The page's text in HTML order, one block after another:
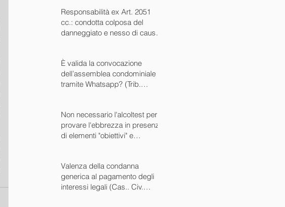
Responsabilità ex Art. 2051
cc.: condotta colposa del
danneggiato e nesso di causa
È valida la convocazione
dell’assemblea condominiale
tramite Whatsapp? (Trib.
Non necessario l'alcoltest per
provare l'ebbrezza in presenza
di elementi "obiettivi" e
Valenza della condanna
generica al pagamento degli
interessi legali (Cas.. Civ.